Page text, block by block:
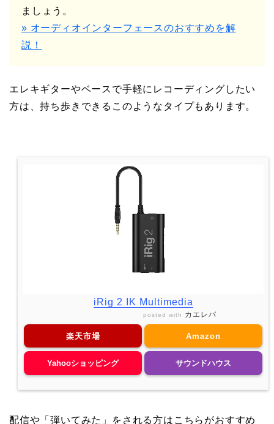
ましょう。
» オーディオインターフェースのおすすめを解
説！
エレキギターやベースで手軽にレコーディングしたい
方は、持ち歩きできるこのようなタイプもあります。
iRig 2 IK Multimedia
posted with カエレバ
楽天市場 Amazon
Yahooショッピング サウンドハウス
配信や「弾いてみた」をされる方はこちらがおすすめ